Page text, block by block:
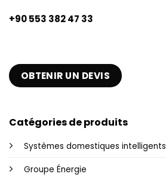
+90 553 382 47 33
OBTENIR UN DEVIS
Catégories de produits
Systèmes domestiques intelligents
Groupe Énergie